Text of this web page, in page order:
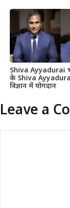
Shiva Ayyadurai
के Shiva
विज्ञान में योगदान
Leave a